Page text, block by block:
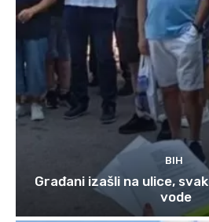
BIH
Građani izašli na ulice,
vode